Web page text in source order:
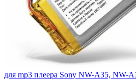
для mp3 плеера Sony NW-A35, NW-